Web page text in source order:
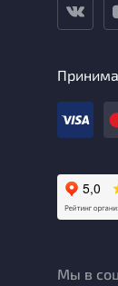
Мы в